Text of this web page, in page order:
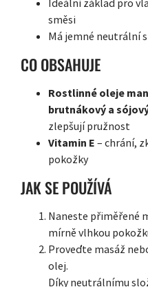
směsi
Má jemné neutrální
CO OBSAHUJE
Rostlinné oleje
brutnákový a
zlepšují pružnost
Vitamin E – chrání,
pokožky
JAK SE POUŽÍVÁ
Naneste přiměřené
mírně vlhkou
Proveďte masáž
olej.
Díky neutrálnímu